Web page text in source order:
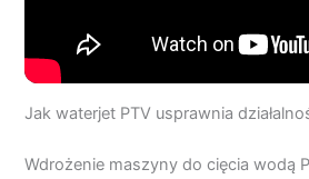
Jak waterjet PTV usprawnia
Wdrożenie maszyny do cięcia wodą